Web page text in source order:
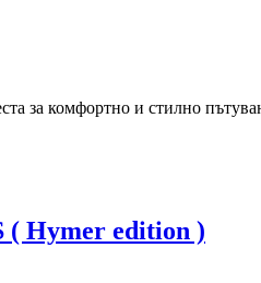
за комфортно и стилно
( Hymer edition )